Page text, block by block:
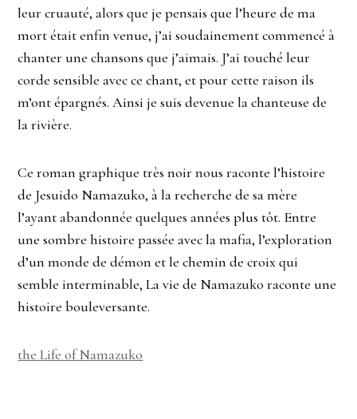
leur cruauté, alors que je pensais que l’heure de ma
mort était enfin venue, j’ai soudainement commencé à
chanter une chansons que j’aimais. J’ai touché leur
corde sensible avec ce chant, et pour cette raison ils
m’ont épargnés. Ainsi je suis devenue la chanteuse de
la rivière.
Ce roman graphique très noir nous raconte l’histoire
de Jesuido Namazuko, à la recherche de sa mère
l’ayant abandonnée quelques années plus tôt. Entre
une sombre histoire passée avec la mafia, l’exploration
d’un monde de démon et le chemin de croix qui
semble interminable, La vie de Namazuko raconte une
histoire bouleversante.
the Life of Namazuko